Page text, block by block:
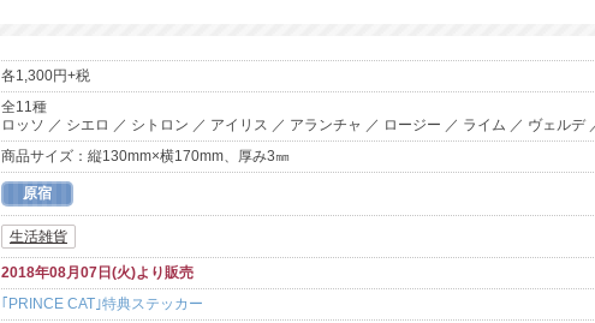
各1,300円+税
全11種
ロッソ ／ シエロ ／ シトロン ／ アイリス ／ アランチャ ／ ロージー ／ ライム ／ ヴェルデ
商品サイズ：縦130mm×横170mm、厚み3㎜
原宿
生活雑貨
2018年08月07日(火)より販売
｢PRINCE CAT｣特典ステッカー